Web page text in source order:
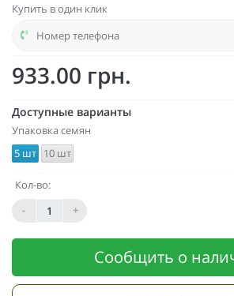
Купить в один клик
933.00 грн.
Доступные варианты
Упаковка семян
5 шт 10 шт
Кол-во:
-
+
Сообщить о